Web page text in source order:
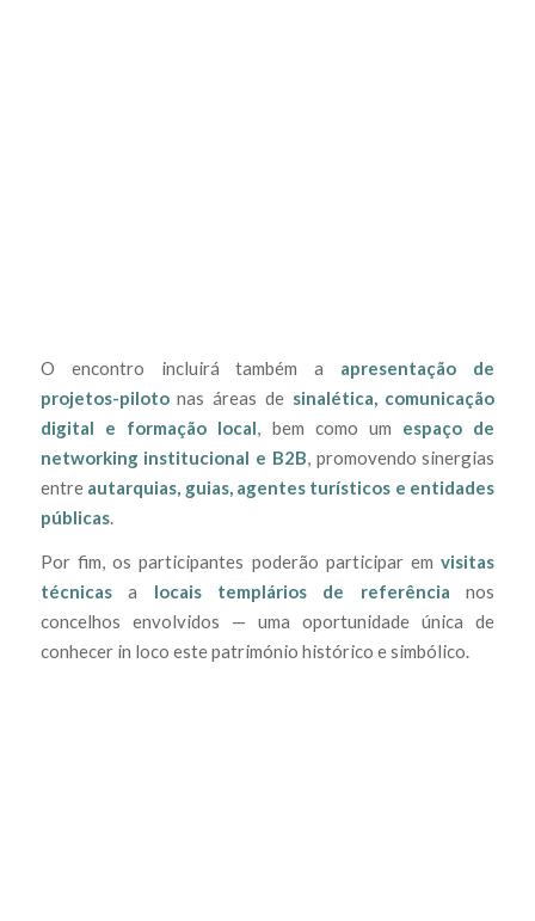
O encontro incluirá também a apresentação de
projetos-pilotonas áreas de sinalética, comunicação
digital e formação local, bem como um espaço de
networking institucional e B2B, promovendo sinergias
entre autarquias, guias, agentes turísticos e entidades
públicas.
Por fim, os participantes poderão participar emvisitas
técnicasa locais templários de referência nos
concelhos envolvidos — uma oportunidade única de
conhecer in loco este património histórico e simbólico.